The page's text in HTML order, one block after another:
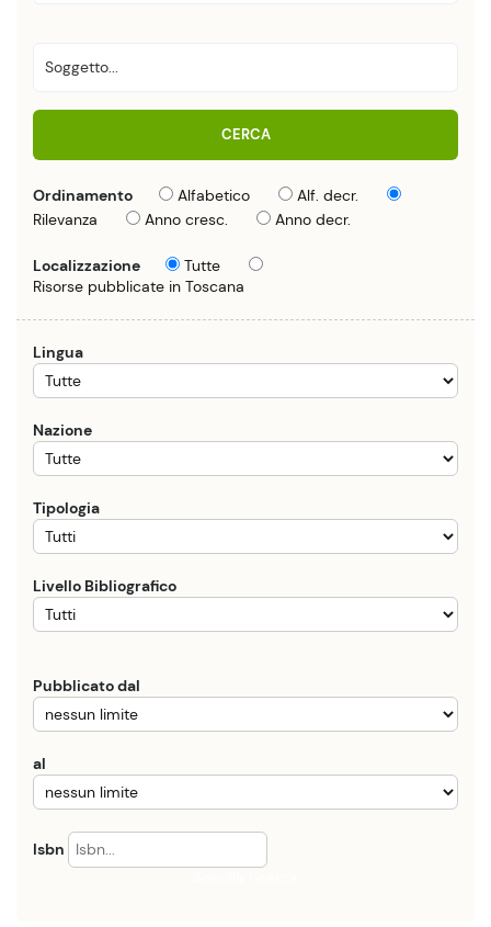
CERCA
Ordinamento Alfabetico
Alf. decr.
Rilevanza
Anno cresc. Anno decr.
Localizzazione
Tutte
Risorse pubblicate in Toscana
Lingua
Nazione
Tipologia
Livello Bibliografico
Pubblicato dal
al
Isbn